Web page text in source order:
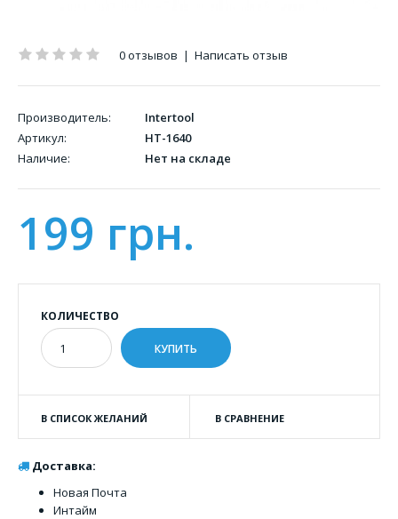
0 отзывов | Написать отзыв
Производитель:
Intertool
Артикул:
HT-1640
Наличие:
Нет на складе
199 грн.
КОЛИЧЕСТВО
В СПИСОК ЖЕЛАНИЙ В СРАВНЕНИЕ
Доставка:
Новая Почта
Интайм